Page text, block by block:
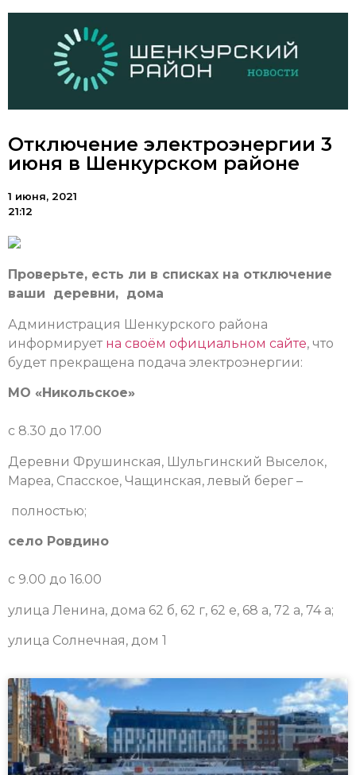
Отключение электроэнергии 3
июня в Шенкурском районе
1 июня, 2021
21:12
Проверьте, есть ли в списках на отключение
ваши деревни, дома
Администрация Шенкурского района
информирует на своём официальном сайте, что
будет прекращена подача электроэнергии:
МО «Никольское»
с 8.30 до 17.00
Деревни Фрушинская, Шульгинский Выселок,
Мареа, Спасское, Чащинская, левый берег –
полностью;
село Ровдино
с 9.00 до 16.00
улица Ленина, дома 62 б, 62 г, 62 е, 68 а, 72 а, 74 а;
улица Солнечная, дом 1